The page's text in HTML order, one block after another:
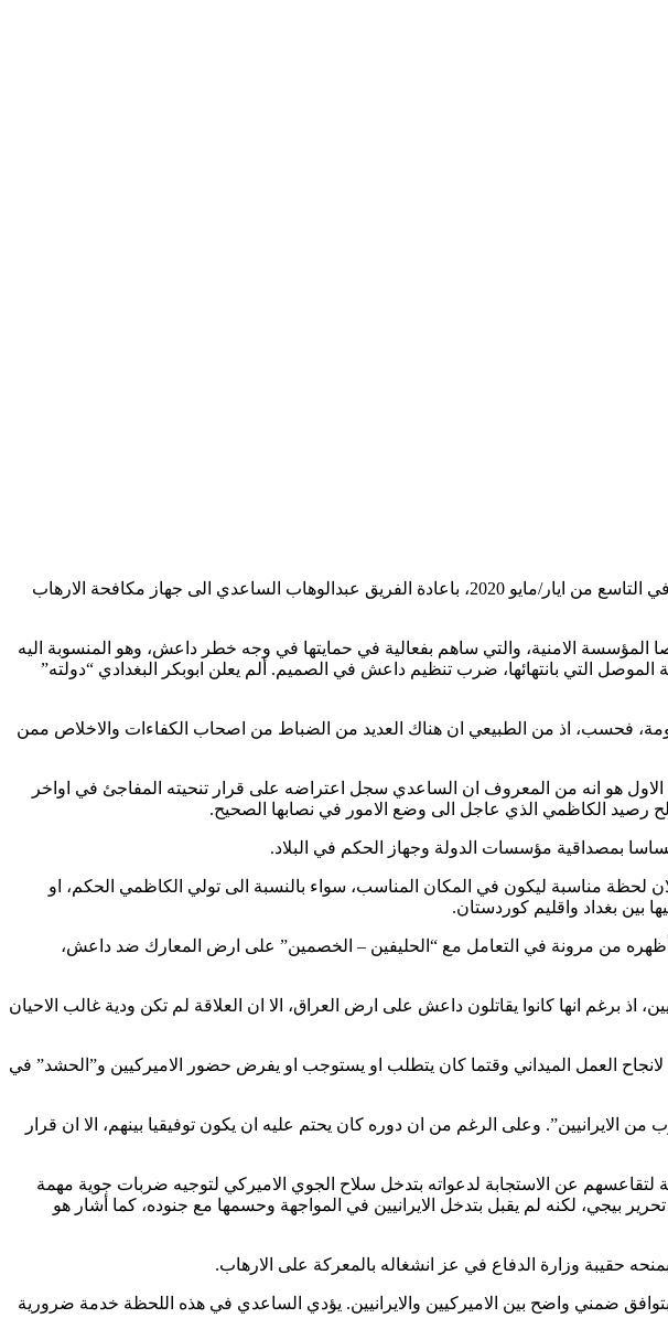
ليست صدفة ان يقوم رئيس الوزراء العراقي مصطفى الكاظمي في أحد أول قراراته، وفي الاجتماع الاول لحكومته في التاسع من ايار/مايو 2020، باعادة الفريق عبدالوهاب الساعدي الى جهاز مكافحة الارهاب
الامنية، والتي ساهم بفعالية في حمايتها في وجه خطر داعش، وهو المنسوبة اليه
الموصل التي بانتهائها، ضرب تنظيم داعش في الصميم. ألم يعلن ابوبكر البغدادي “دولته”
فحسب، اذ من الطبيعي ان هناك العديد من الضباط من اصحاب الكفاءات والاخلاص ممن
هو انه من المعروف ان الساعدي سجل اعتراضه على قرار تنحيته المفاجئ في اواخر
بمصداقية مؤسسات الدولة وجهاز الحكم في البلاد.
مناسبة ليكون في المكان المناسب، سواء بالنسبة الى تولي الكاظمي الحكم، او
بين بغداد واقليم كوردستان.
من مرونة في التعامل مع “الحليفين – الخصمين” على ارض المعارك ضد داعش،
برغم انها كانوا يقاتلون داعش على ارض العراق، الا ان العلاقة لم تكن ودية غالب الاحيان
العمل الميداني وقتما كان يتطلب او يستوجب او يفرض حضور الاميركيين و”الحشد” في
الايرانيين”. وعلى الرغم من ان دوره كان يحتم عليه ان يكون توفيقيا بينهم، الا ان قرار
لتقاعسهم عن الاستجابة لدعواته بتدخل سلاح الجوي الاميركي لتوجيه ضربات جوية مهمة
بيجي، لكنه لم يقبل بتدخل الايرانيين في المواجهة وحسمها مع جنوده، كما أشار هو
حقيبة وزارة الدفاع في عز انشغاله بالمعركة على الارهاب.
ضمني واضح بين الاميركيين والايرانيين. يؤدي الساعدي في هذه اللحظة خدمة ضرورية